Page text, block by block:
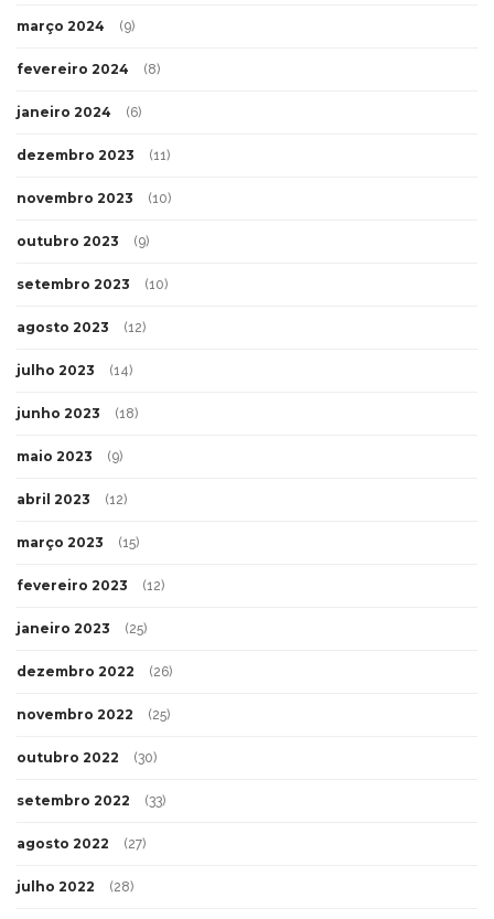
março 2024 (9)
fevereiro 2024 (8)
janeiro 2024 (6)
dezembro 2023 (11)
novembro 2023 (10)
outubro 2023 (9)
setembro 2023 (10)
agosto 2023 (12)
julho 2023 (14)
junho 2023 (18)
maio 2023 (9)
abril 2023 (12)
março 2023 (15)
fevereiro 2023 (12)
janeiro 2023 (25)
dezembro 2022 (26)
novembro 2022 (25)
outubro 2022 (30)
setembro 2022 (33)
agosto 2022 (27)
julho 2022 (28)